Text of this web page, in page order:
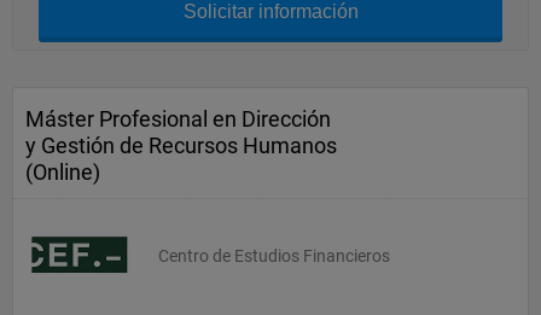
Solicitar información
Máster Profesional en Dirección
y Gestión de Recursos Humanos
(Online)
Centro de Estudios Financieros